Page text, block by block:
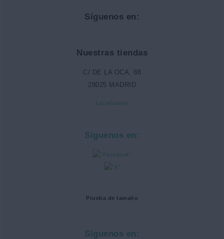
Síguenos en:
Nuestras tiendas
C/ DE LA OCA, 88
28025 MADRID
Localízanos
Síguenos en:
Prueba de tamaño
Síguenos en: